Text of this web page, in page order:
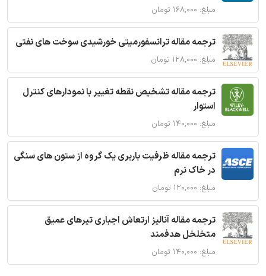
مبلغ: ۱۶۸,۰۰۰ تومان
ترجمه مقاله ترانسفورمیتی خورشیدی سوخت های نفتی
مبلغ: ۱۲۸,۰۰۰ تومان
ترجمه مقاله تشخیص نقطه تغییر با نمودارهای کنترل
استوار
مبلغ: ۱۴۰,۰۰۰ تومان
ترجمه مقاله ظرفیت باربری یک گروه از ستون های سنگی
در خاک نرم
مبلغ: ۱۲۰,۰۰۰ تومان
ترجمه مقاله آنالیز ارتعاش اجباری تیرهای عمیق
متخلخل هدفمند
مبلغ: ۱۴۰,۰۰۰ تومان